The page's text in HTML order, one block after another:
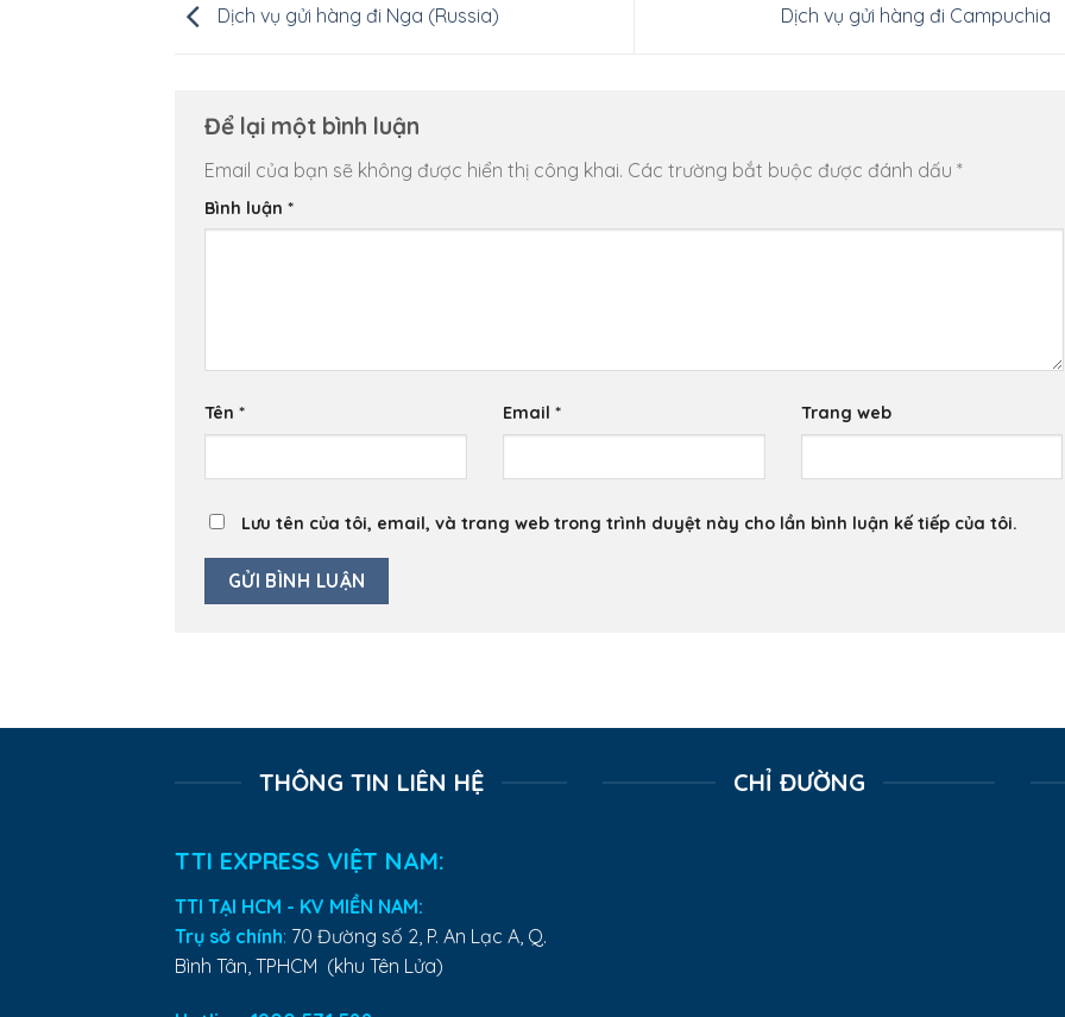
Dịch vụ gửi hàng đi Nga (Russia) Dịch vụ gửi hàng đi Campuchia
Để lại một bình luận
Email của bạn sẽ không được hiển thị công khai. Các trường bắt buộc được đánh dấu *
Bình luận *
Tên * Email * Trang web
Lưu tên của tôi, email, và trang web trong trình duyệt này cho lần bình luận kế tiếp của tôi.
THÔNG TIN LIÊN HỆ
TTI EXPRESS VIỆT NAM:
TTI TẠI HCM - KV MIỀN NAM:
Trụ sở chính: 70 Đường số 2, P. An Lạc A, Q.
Bình Tân, TPHCM (khu Tên Lửa)
CHỈ ĐƯỜNG